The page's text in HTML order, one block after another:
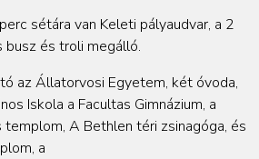
sétára van Keleti pályaudvar, a 2
és troli megálló.
az Állatorvosi Egyetem, két óvoda,
Iskola a Facultas Gimnázium, a
A Bethlen téri zsinagóga, és
a